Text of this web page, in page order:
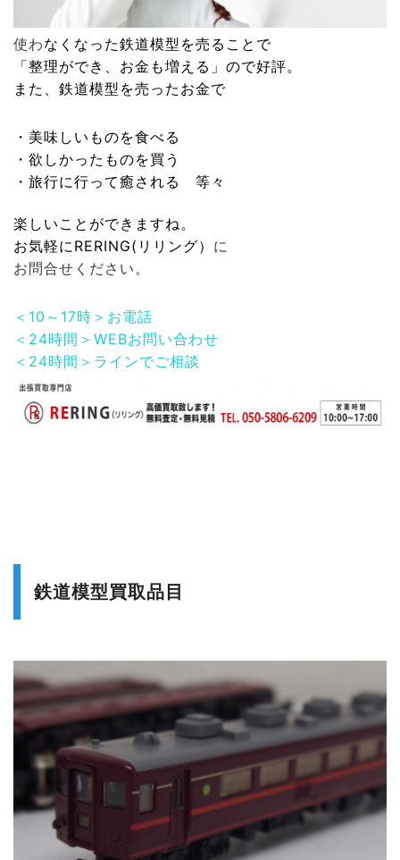
使わなくなった鉄道模型 を売ることで
「整理ができ、お金も増える」ので好評。
また、 鉄道模型 を売ったお金で
・美味しいものを食べる
・欲しかったものを買う
・旅行に行って癒される 等々
楽しいことができますね。
お気軽にRERING(リリング） に
お問合せください。
＜10～17時＞お電話
＜24時間＞WEBお問い合わせ
＜24時間＞ラインでご相談
鉄道模型買取品目